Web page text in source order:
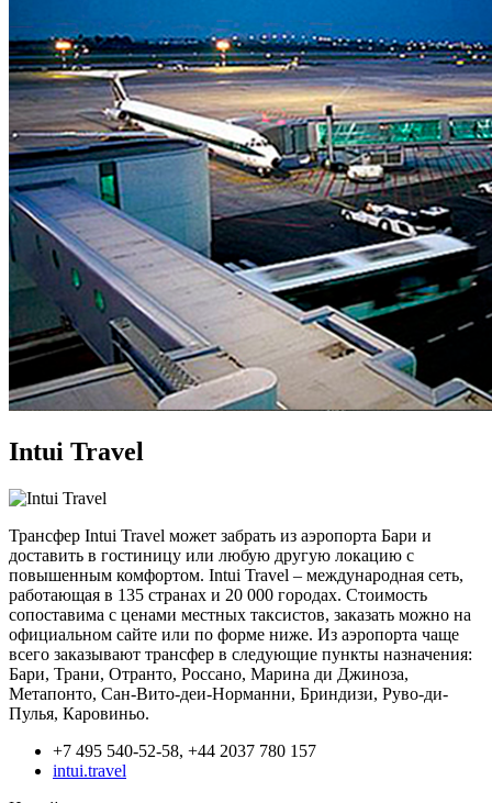
Intui Travel
Трансфер Intui Travel может забрать из аэропорта Бари и
доставить в гостиницу или любую другую локацию с
повышенным комфортом. Intui Travel – международная сеть,
работающая в 135 странах и 20 000 городах. Стоимость
сопоставима с ценами местных таксистов, заказать можно на
официальном сайте или по форме ниже. Из аэропорта чаще
всего заказывают трансфер в следующие пункты назначения:
Бари, Трани, Отранто, Россано, Марина ди Джиноза,
Метапонто, Сан-Вито-деи-Норманни, Бриндизи, Руво-ди-
Пулья, Каровиньо.
+7 495 540-52-58, +44 2037 780 157
intui.travel